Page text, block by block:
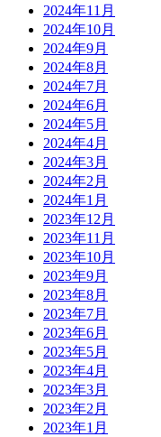
2024年11月
2024年10月
2024年9月
2024年8月
2024年7月
2024年6月
2024年5月
2024年4月
2024年3月
2024年2月
2024年1月
2023年12月
2023年11月
2023年10月
2023年9月
2023年8月
2023年7月
2023年6月
2023年5月
2023年4月
2023年3月
2023年2月
2023年1月